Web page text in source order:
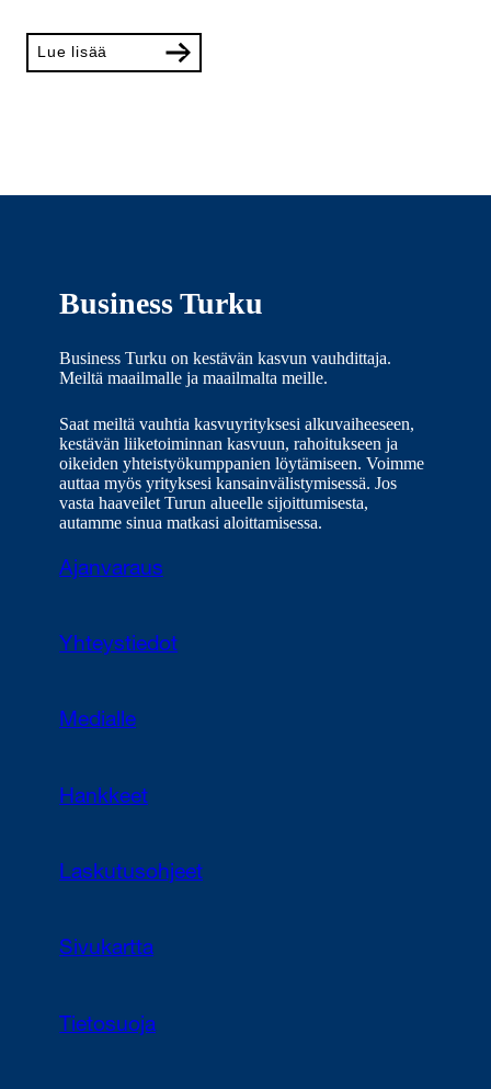
Lue lisää
Business Turku
Business Turku on kestävän kasvun vauhdittaja.
Meiltä maailmalle ja maailmalta meille.
Saat meiltä vauhtia kasvuyrityksesi alkuvaiheeseen,
kestävän liiketoiminnan kasvuun, rahoitukseen ja
oikeiden yhteistyökumppanien löytämiseen. Voimme
auttaa myös yrityksesi kansainvälistymisessä. Jos
vasta haaveilet Turun alueelle sijoittumisesta,
autamme sinua matkasi aloittamisessa.
Ajanvaraus
Yhteystiedot
Medialle
Hankkeet
Laskutusohjeet
Sivukartta
Tietosuoja